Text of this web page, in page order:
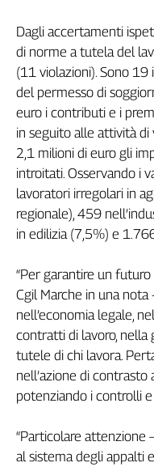
Idea
Diffusa
InFlai
Le
trasmissioni
tv
Work
in
L'Italia
nel
Territori
Abruzzo-
Molise
Alto
Adige
Basilicata
Campania
Emilia-
Dagli accertamenti
di norme a tutela del
(11 violazioni). Sono
del permesso di
euro i contributi e i
in seguito alle attività
2,1 milioni di euro gli
introitati. Osservando i
lavoratori irregolari in
regionale), 459
in edilizia (7,5%) e
“Per garantire un
Cgil Marche in una nota
nell’economia legale,
contratti di lavoro, nella
tutele di chi lavora.
nell’azione di contrasto
potenziando i controlli e
“Particolare attenzione
al sistema degli appalti